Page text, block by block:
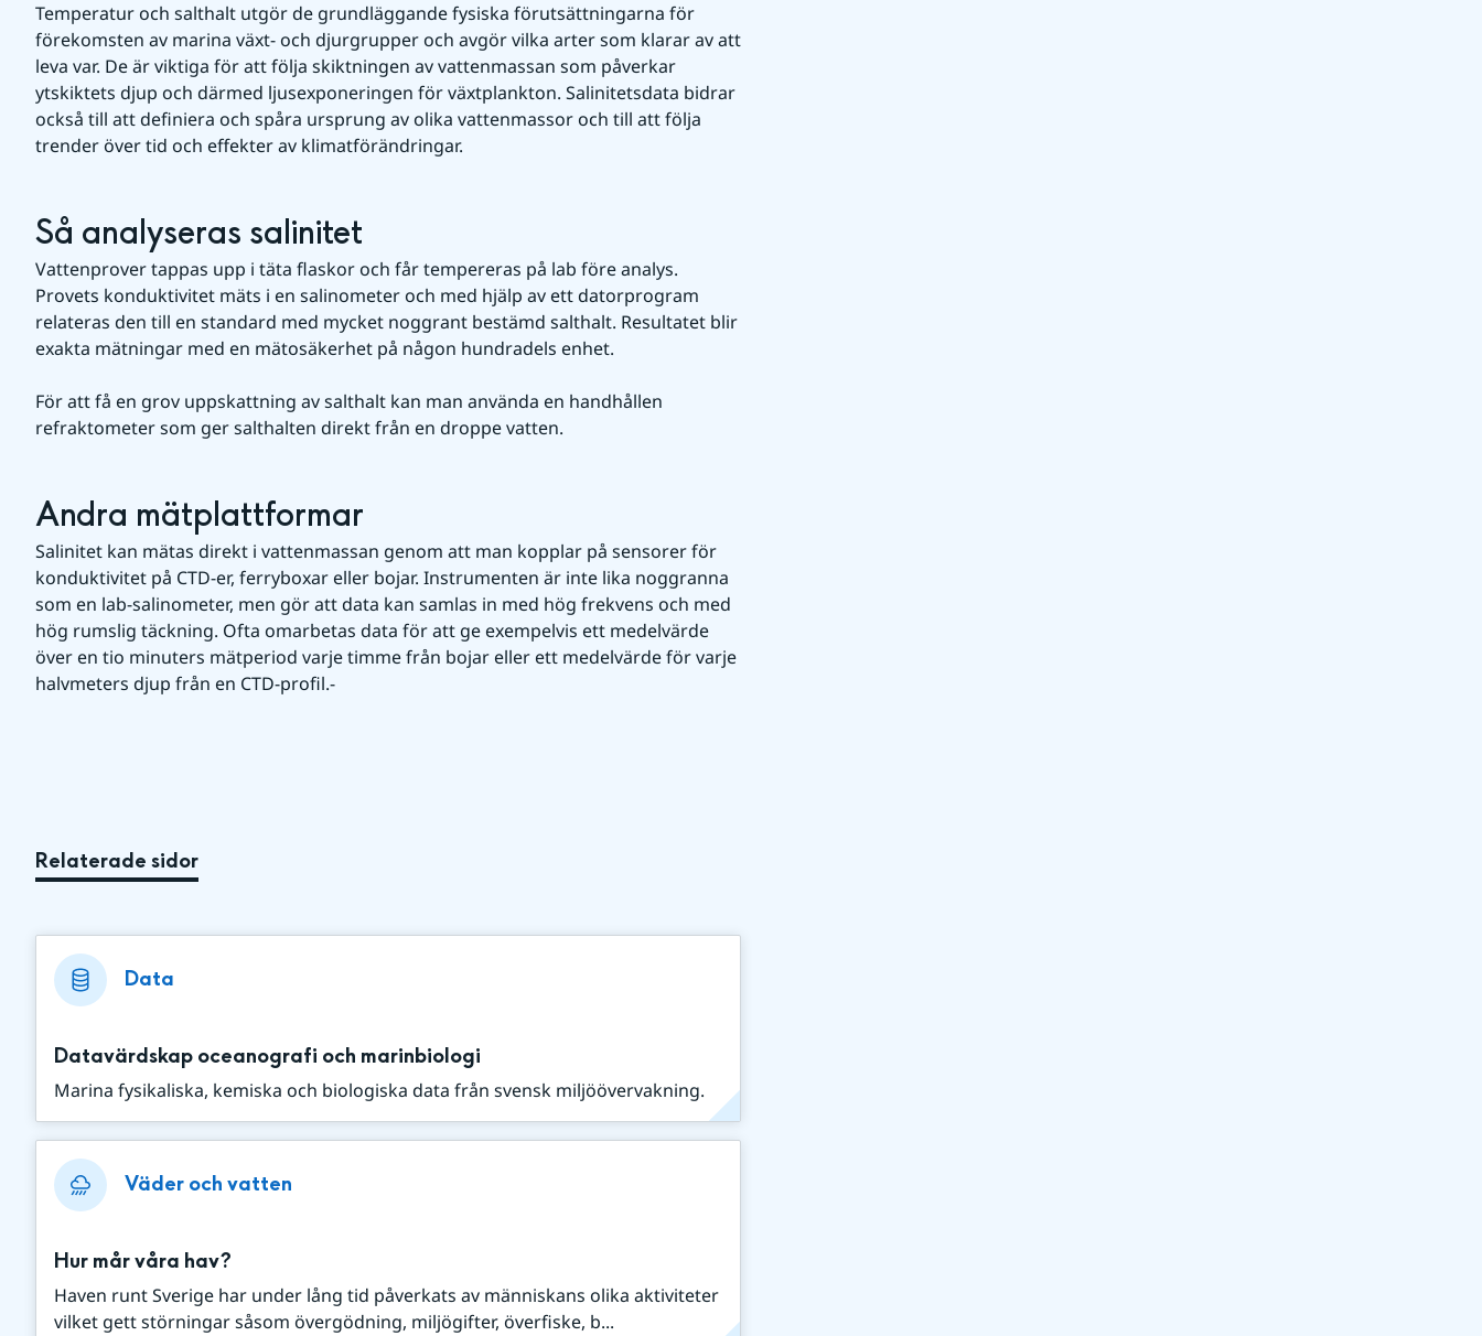
Temperatur och salthalt utgör de grundläggande fysiska förutsättningarna för
förekomsten av marina växt- och djurgrupper och avgör vilka arter som klarar av att
leva var. De är viktiga för att följa skiktningen av vattenmassan som påverkar
ytskiktets djup och därmed ljusexponeringen för växtplankton. Salinitetsdata bidrar
också till att definiera och spåra ursprung av olika vattenmassor och till att följa
trender över tid och effekter av klimatförändringar.
Så analyseras salinitet
Vattenprover tappas upp i täta flaskor och får tempereras på lab före analys.
Provets konduktivitet mäts i en salinometer och med hjälp av ett datorprogram
relateras den till en standard med mycket noggrant bestämd salthalt. Resultatet blir
exakta mätningar med en mätosäkerhet på någon hundradels enhet.
För att få en grov uppskattning av salthalt kan man använda en handhållen
refraktometer som ger salthalten direkt från en droppe vatten.
Andra mätplattformar
Salinitet kan mätas direkt i vattenmassan genom att man kopplar på sensorer för
konduktivitet på CTD-er, ferryboxar eller bojar. Instrumenten är inte lika noggranna
som en lab-salinometer, men gör att data kan samlas in med hög frekvens och med
hög rumslig täckning. Ofta omarbetas data för att ge exempelvis ett medelvärde
över en tio minuters mätperiod varje timme från bojar eller ett medelvärde för varje
halvmeters djup från en CTD-profil.-
Relaterade sidor
Data
Datavärdskap oceanografi och marinbiologi
Marina fysikaliska, kemiska och biologiska data från svensk miljöövervakning.
Väder och vatten
Hur mår våra hav?
Haven runt Sverige har under lång tid påverkats av människans olika aktiviteter
vilket gett störningar såsom övergödning, miljögifter, överfiske, b...